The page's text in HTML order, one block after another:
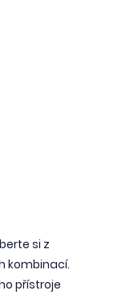
si z
kombinací.
přístroje